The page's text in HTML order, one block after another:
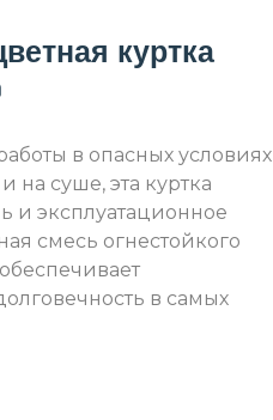
куртка
в опасных условиях
на суше, эта куртка
и эксплуатационное
смесь огнестойкого
в самых